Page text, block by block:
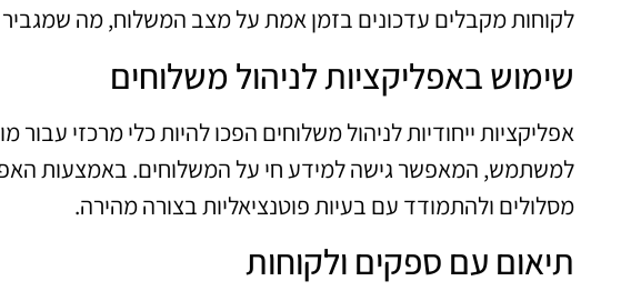
לקוחות מקבלים עדכונים בזמן אמת על מצב המשלוח, מה שמגביר
שימוש באפליקציות לניהול משלוחים
אפליקציות ייחודיות לניהול משלוחים הפכו להיות כלי מרכזי
למשתמש, המאפשר גישה למידע חי על המשלוחים. באמצעות
מסלולים ולהתמודד עם בעיות פוטנציאליות בצורה מהירה.
תיאום עם ספקים ולקוחות